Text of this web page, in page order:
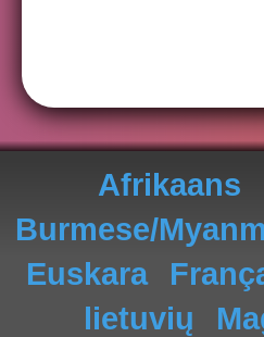
Afrikaans
Burmese/
Euskara
lietuvių